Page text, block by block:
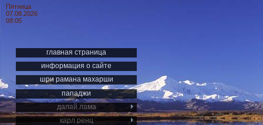
Пятница
07.08.2026
08:05
главная страница
информация о сайте
шри рамана махарши
пападжи
далай лама
карл ренц